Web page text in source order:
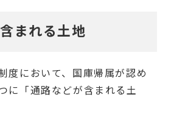
まれる土地
度において、国庫帰属が認め
に「通路などが含まれる土